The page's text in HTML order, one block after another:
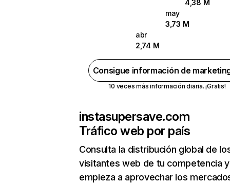
4,38 M
may
3,73 M
abr
2,74 M
Consigue información de
10 veces más información diaria. ¡Gratis!
instasupersave.com
Tráfico web por país
Consulta la distribución global de
visitantes web de tu competencia y
empieza a aprovechar los